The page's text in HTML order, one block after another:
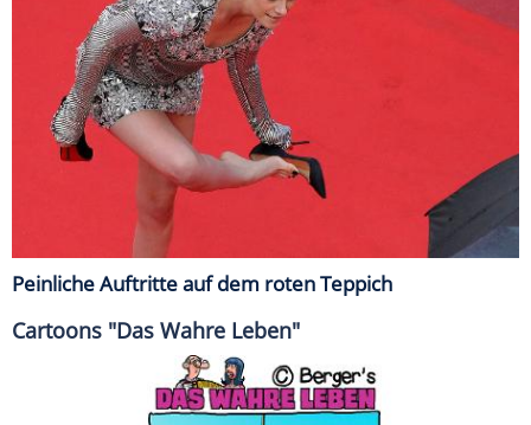
Peinliche Auftritte auf dem roten Teppich
Cartoons "Das Wahre Leben"